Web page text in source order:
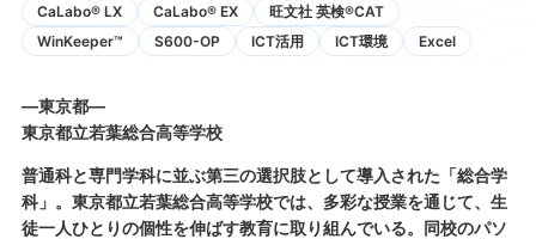
CaLabo® LX
CaLabo® EX
旺文社 英検®CAT
WinKeeper™
S600-OP ICT活用 ICT環境 Excel
―東京都―
東京都立若葉総合高等学校
普通科と専門学科に並ぶ第三の選択肢として導入された「総合学
科」。東京都立若葉総合高等学校では、多彩な授業を通じて、生
徒一人ひとりの個性を伸ばす教育に取り組んでいる。同校のパソ